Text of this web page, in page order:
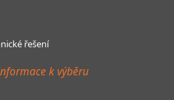
řešení
k výběru